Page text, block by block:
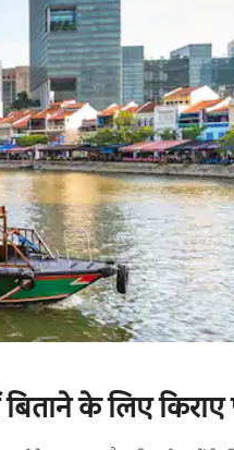
के लिए